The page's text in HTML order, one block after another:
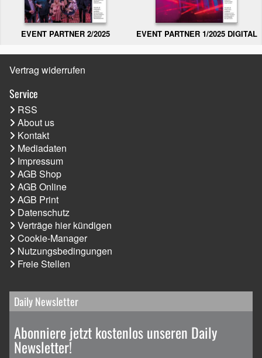
EVENT PARTNER 2/2025 EVENT PARTNER 1/2025 DIGITAL
Vertrag widerrufen
Service
RSS
About us
Kontakt
Mediadaten
Impressum
AGB Shop
AGB Online
AGB Print
Datenschutz
Verträge hier kündigen
Cookie-Manager
Nutzungsbedingungen
Freie Stellen
Daily Newsletter
Abonniere jetzt kostenlos unseren Daily
Newsletter!